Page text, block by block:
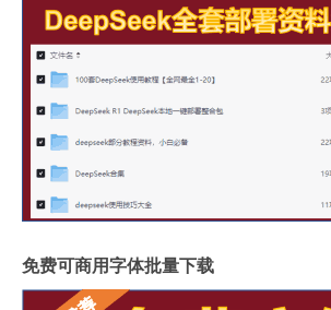
免费可商用字体批量下载